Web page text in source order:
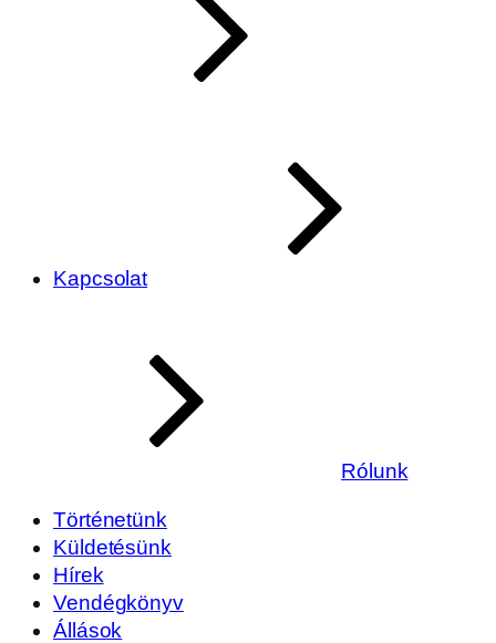
Kapcsolat
Rólunk
Történetünk
Küldetésünk
Hírek
Vendégkönyv
Állások